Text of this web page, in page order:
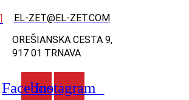
EL-ZET@EL-ZET.COM
OREŠIANSKA CESTA 9,
917 01 TRNAVA
FacebookInstagram